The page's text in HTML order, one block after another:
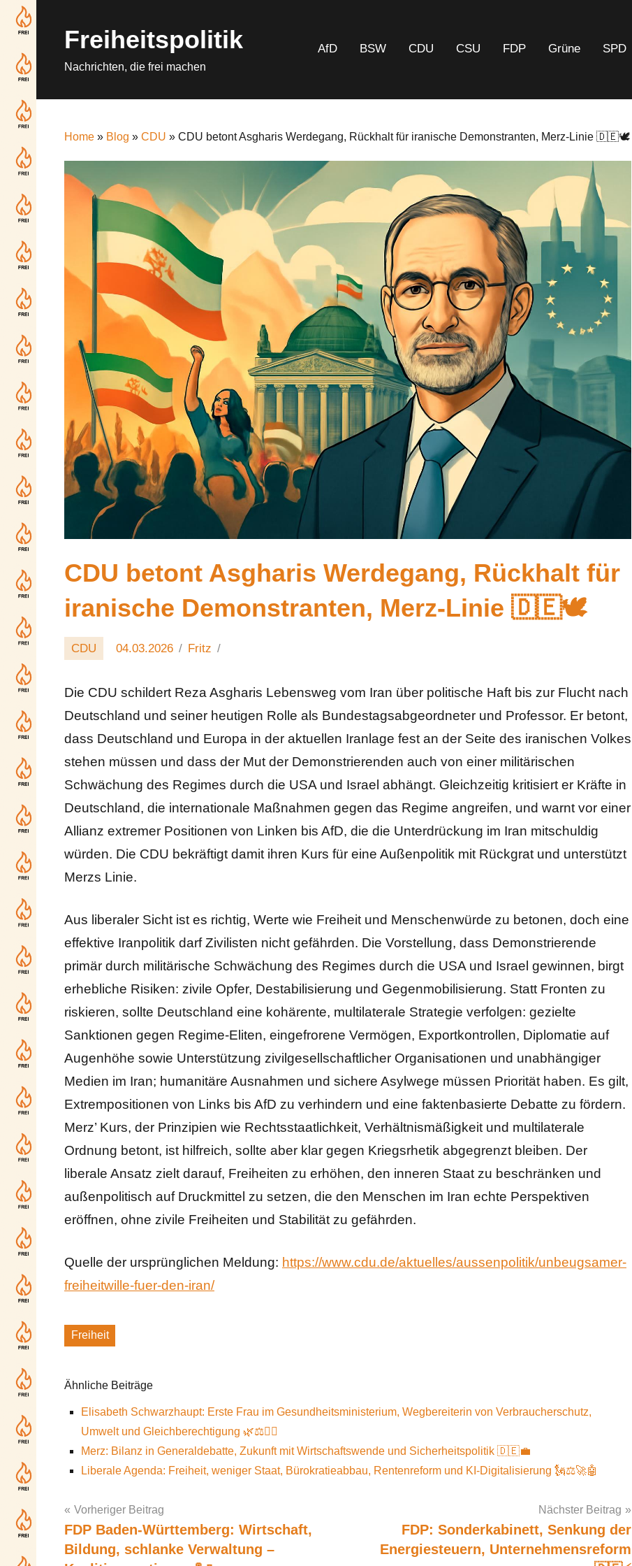
contentFreiheitspolitik
Nachrichten, die frei machen
AfD BSW CDU CSU FDP Grüne SPD
Home » Blog » CDU » CDU betont Asgharis Werdegang, Rückhalt für iranische Demonstranten, Merz-Linie 🇩🇪🕊️
CDU betont Asgharis Werdegang, Rückhalt für
iranische Demonstranten, Merz-Linie 🇩🇪🕊️
CDU 04.03.2026 Fritz
Die CDU schildert Reza Asgharis Lebensweg vom Iran über politische Haft bis zur Flucht nach
Deutschland und seiner heutigen Rolle als Bundestagsabgeordneter und Professor. Er betont,
dass Deutschland und Europa in der aktuellen Iranlage fest an der Seite des iranischen Volkes
stehen müssen und dass der Mut der Demonstrierenden auch von einer militärischen
Schwächung des Regimes durch die USA und Israel abhängt. Gleichzeitig kritisiert er Kräfte in
Deutschland, die internationale Maßnahmen gegen das Regime angreifen, und warnt vor einer
Allianz extremer Positionen von Linken bis AfD, die die Unterdrückung im Iran mitschuldig
würden. Die CDU bekräftigt damit ihren Kurs für eine Außenpolitik mit Rückgrat und unterstützt
Merzs Linie.
Aus liberaler Sicht ist es richtig, Werte wie Freiheit und Menschenwürde zu betonen, doch eine
effektive Iranpolitik darf Zivilisten nicht gefährden. Die Vorstellung, dass Demonstrierende
primär durch militärische Schwächung des Regimes durch die USA und Israel gewinnen, birgt
erhebliche Risiken: zivile Opfer, Destabilisierung und Gegenmobilisierung. Statt Fronten zu
riskieren, sollte Deutschland eine kohärente, multilaterale Strategie verfolgen: gezielte
Sanktionen gegen Regime-Eliten, eingefrorene Vermögen, Exportkontrollen, Diplomatie auf
Augenhöhe sowie Unterstützung zivilgesellschaftlicher Organisationen und unabhängiger
Medien im Iran; humanitäre Ausnahmen und sichere Asylwege müssen Priorität haben. Es gilt,
Extrempositionen von Links bis AfD zu verhindern und eine faktenbasierte Debatte zu fördern.
Merz’ Kurs, der Prinzipien wie Rechtsstaatlichkeit, Verhältnismäßigkeit und multilaterale
Ordnung betont, ist hilfreich, sollte aber klar gegen Kriegsrhetik abgegrenzt bleiben. Der
liberale Ansatz zielt darauf, Freiheiten zu erhöhen, den inneren Staat zu beschränken und
außenpolitisch auf Druckmittel zu setzen, die den Menschen im Iran echte Perspektiven
eröffnen, ohne zivile Freiheiten und Stabilität zu gefährden.
Quelle der ursprünglichen Meldung: https://www.cdu.de/aktuelles/aussenpolitik/unbeugsamer-
freiheitwille-fuer-den-iran/
Schlagworte
Freiheit
Ähnliche Beiträge
Elisabeth Schwarzhaupt: Erste Frau im Gesundheitsministerium, Wegbereiterin von Verbraucherschutz,
Umwelt und Gleichberechtigung 🌿⚖️👩‍⚕️
Merz: Bilanz in Generaldebatte, Zukunft mit Wirtschaftswende und Sicherheitspolitik 🇩🇪💼
Liberale Agenda: Freiheit, weniger Staat, Bürokratieabbau, Rentenreform und KI-Digitalisierung 🗽⚖️🚀🤖
Post
navigation
Vorheriger Beitrag
FDP Baden-Württemberg: Wirtschaft,
Bildung, schlanke Verwaltung –
Nächster Beitrag
FDP: Sonderkabinett, Senkung der
Energiesteuern, Unternehmensreform